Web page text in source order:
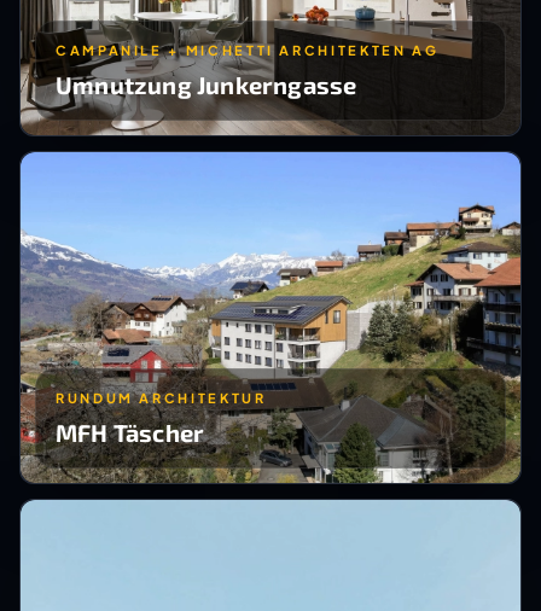
CAMPANILE + MICHETTI ARCHITEKTEN AG
Umnutzung Junkerngasse
RUNDUM ARCHITEKTUR
MFH Täscher